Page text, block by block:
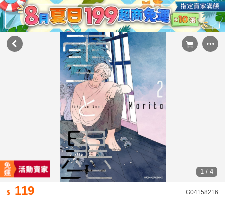
1 / 4
119 G04158216